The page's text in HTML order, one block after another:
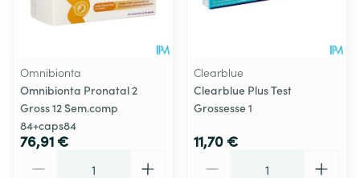
Omnibionta
Omnibionta Pronatal 2
Gross 12 Sem.comp
84+caps84
76,91 €
Clearblue
Clearblue Plus Test
Grossesse 1
11,70 €